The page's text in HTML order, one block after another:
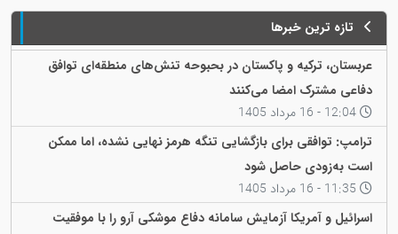
تازه ترین خبرها
عربستان، ترکیه و پاکستان در بحبوحه تنش‌های منطقه‌ای توافق
دفاعی مشترک امضا می‌کنند
ترامپ: توافقی برای بازگشایی تنگه هرمز نهایی نشده، اما ممکن
است به‌زودی حاصل شود
اسرائیل و آمریکا آزمایش سامانه دفاع موشکی آرو را با موفقیت